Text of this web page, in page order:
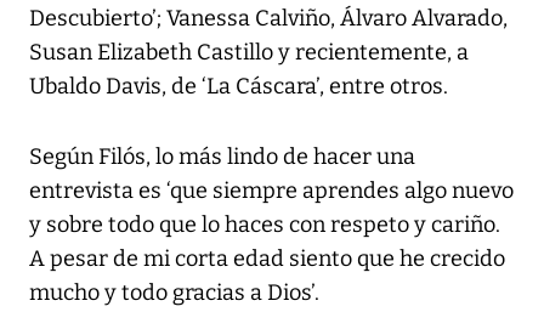
Descubierto’; Vanessa Calviño, Álvaro Alvarado,
Susan Elizabeth Castillo y recientemente, a
Ubaldo Davis, de ‘La Cáscara’, entre otros.
Según Filós, lo más lindo de hacer una
entrevista es ‘que siempre aprendes algo nuevo
y sobre todo que lo haces con respeto y cariño.
A pesar de mi corta edad siento que he crecido
mucho y todo gracias a Dios’.